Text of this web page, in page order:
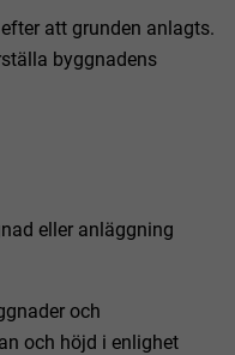
att grunden anlagts.
byggnadens
eller anläggning
och
och höjd i enlighet